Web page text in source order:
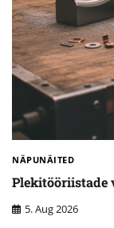
NÄPUNÄITED
Plekitööriistade
5. Aug 2026